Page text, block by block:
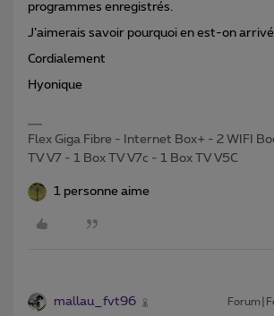
programmes enregistrés.
J’aimerais savoir pourquoi en est-on
Cordialement
Hyonique
Flex Giga Fibre - Internet Box+ - 2 WIFI
TV V7 - 1 Box TV V7c - 1 Box TV V5C
1 personne aime
mallau_fvt96